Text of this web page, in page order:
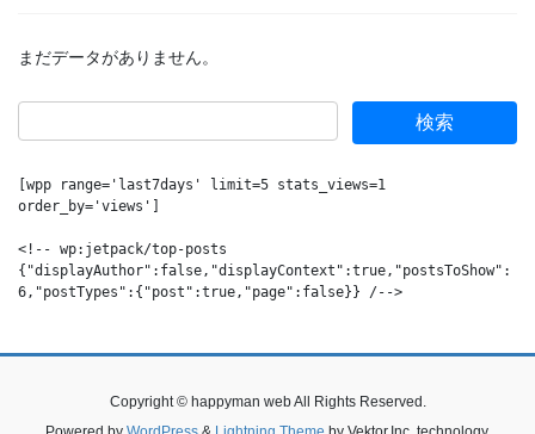
まだデータがありません。
[wpp range='last7days' limit=5 stats_views=1
order_by='views']
<!-- wp:jetpack/top-posts
{"displayAuthor":false,"displayContext":true,"postsToShow":
6,"postTypes":{"post":true,"page":false}} /-->
Copyright © happyman web All Rights Reserved.